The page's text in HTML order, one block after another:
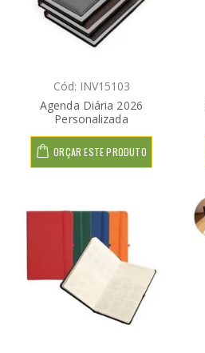
Cód: INV15103
Agenda Diária 2026
Personalizada
ORÇAR ESTE PRODUTO